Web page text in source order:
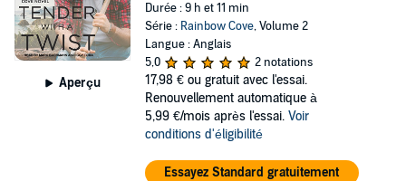
Aperçu
Durée : 9 h et 11 min
Série : Rainbow Cove, Volume 2
Langue : Anglais
5,0
2 notations
17,98 € ou gratuit avec l'essai.
Renouvellement automatique à
5,99 €/mois après l'essai. Voir
conditions d'éligibilité
Essayez Standard gratuitement